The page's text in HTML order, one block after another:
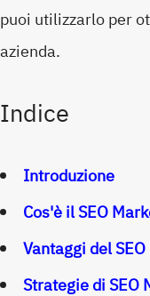
puoi utilizzarlo per
azienda.
Indice
Introduzione
Cos'è il SEO
Vantaggi del
Strategie di SEO